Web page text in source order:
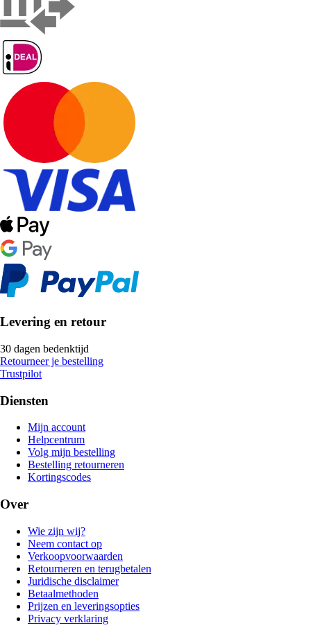
Levering en retour
30 dagen bedenktijd
Retourneer je bestelling
Trustpilot
Diensten
Mijn account
Helpcentrum
Volg mijn bestelling
Bestelling retourneren
Kortingscodes
Over
Wie zijn wij?
Neem contact op
Verkoopvoorwaarden
Retourneren en terugbetalen
Juridische disclaimer
Betaalmethoden
Prijzen en leveringsopties
Privacy verklaring